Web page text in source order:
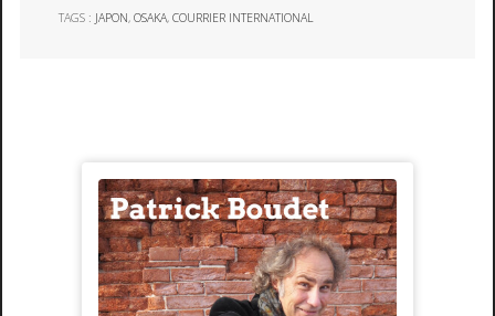
TAGS : JAPON,OSAKA,COURRIER INTERNATIONAL